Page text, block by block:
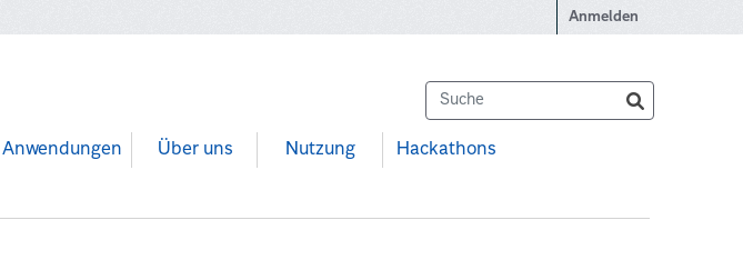
Anmelden
Anwendungen Über uns Nutzung Hackathons